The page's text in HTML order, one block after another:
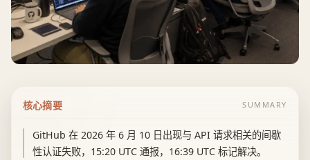
核心摘要 SUMMARY
GitHub 在 2026 年 6 月 10 日出现与 API 请求相关的间歇
性认证失败，15:20 UTC 通报，16:39 UTC 标记解决。